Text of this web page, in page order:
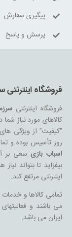
پیگیری سفارش
پرسش و پاسخ
فروشگاه اینترنتی
فروشگاه اینترنتی
کالاهای مورد نیاز
"کیفیت" از ویژگی
روز تأسیس بوده و
اسباب بازیسعی بر
بیفزاید تا بتواند
اینترنتی مرتفع کند.
تمامی کالاها و
می باشند و
ایران می باشد.